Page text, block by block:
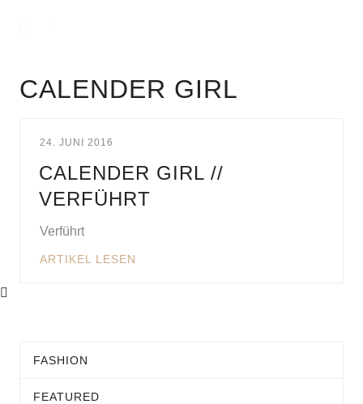
CALENDER GIRL
24. JUNI 2016
CALENDER GIRL //
VERFÜHRT
Verführt
ARTIKEL LESEN
FASHION
FEATURED